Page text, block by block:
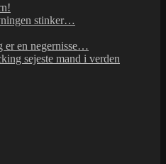
stinker…
er en negernisse…
sejeste mand i verden